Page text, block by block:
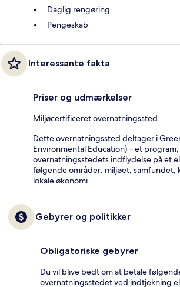
Daglig rengøring
Pengeskab
Interessante fakta
Priser og udmærkelser
Miljøcertificeret overnatningssted
Dette overnatningssted deltager i
Environmental Education) – et
overnatningsstedets indflydelse på et
følgende områder: miljøet, samfundet,
lokale økonomi.
Gebyrer og politikker
Obligatoriske gebyrer
Du vil blive bedt om at betale
overnatningsstedet ved indtjekning